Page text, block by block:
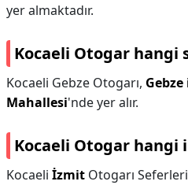
yer almaktadır.
Kocaeli Otogar hangi
Kocaeli Gebze Otogarı,
Mahallesi'nde yer alır.
Kocaeli Otogar hangi
Kocaeli İzmit Otogarı